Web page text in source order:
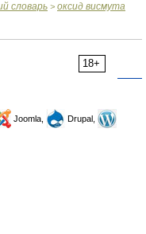
словарь > оксид висмута
18+
Joomla,
Drupal,